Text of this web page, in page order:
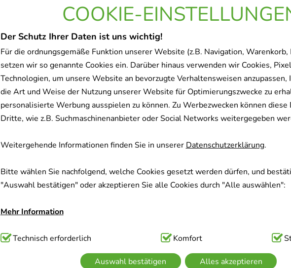
COOKIE-
Der Schutz Ihrer Daten ist uns wichtig!
Für die ordnungsgemäße Funktion unserer Website (z.B. Navigation, Warenkorb,
setzen wir so genannte Cookies ein. Darüber hinaus verwenden wir Cookies,
Technologien, um unsere Website an bevorzugte Verhaltensweisen anzupassen,
die Art und Weise der Nutzung unserer Website für Optimierungszwecke zu
personalisierte Werbung ausspielen zu können. Zu Werbezwecken können diese
Dritte, wie z.B. Suchmaschinenanbieter oder Social Networks weitergegeben
Weitergehende Informationen finden Sie in unsererDatenschutzerklärung.
Bitte wählen Sie nachfolgend, welche Cookies gesetzt werden dürfen, und
"Auswahl bestätigen" oder akzeptieren Sie alle Cookies durch "Alle auswählen":
Mehr Information
Technisch Notwendig:Hierbei handelt es sich um Cookies, die für die
Website notwendig sind (z.B. Navigation, Warenkorb, Kundenkonto), weshalb
verzichtet werden kann.
Technisch erforderlich Komfort
Auswahl bestätigen Alles akzeptieren